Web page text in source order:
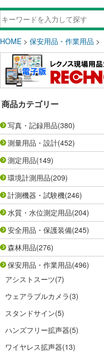
HOME > 保安用品・作業用品 >
商品カテゴリー
写真・記録用品(380)
測量用品・設計(452)
測定用品(149)
環境計測用品(209)
計測機器・試験機(246)
水質・水位測定用品(204)
安全用品・保護装備(245)
森林用品(276)
保安用品・作業用品(496)
アシストスーツ(7)
ウェアラブルカメラ(3)
スタンドサイン(5)
ハンズフリー拡声器(5)
ワイヤレス拡声器(13)